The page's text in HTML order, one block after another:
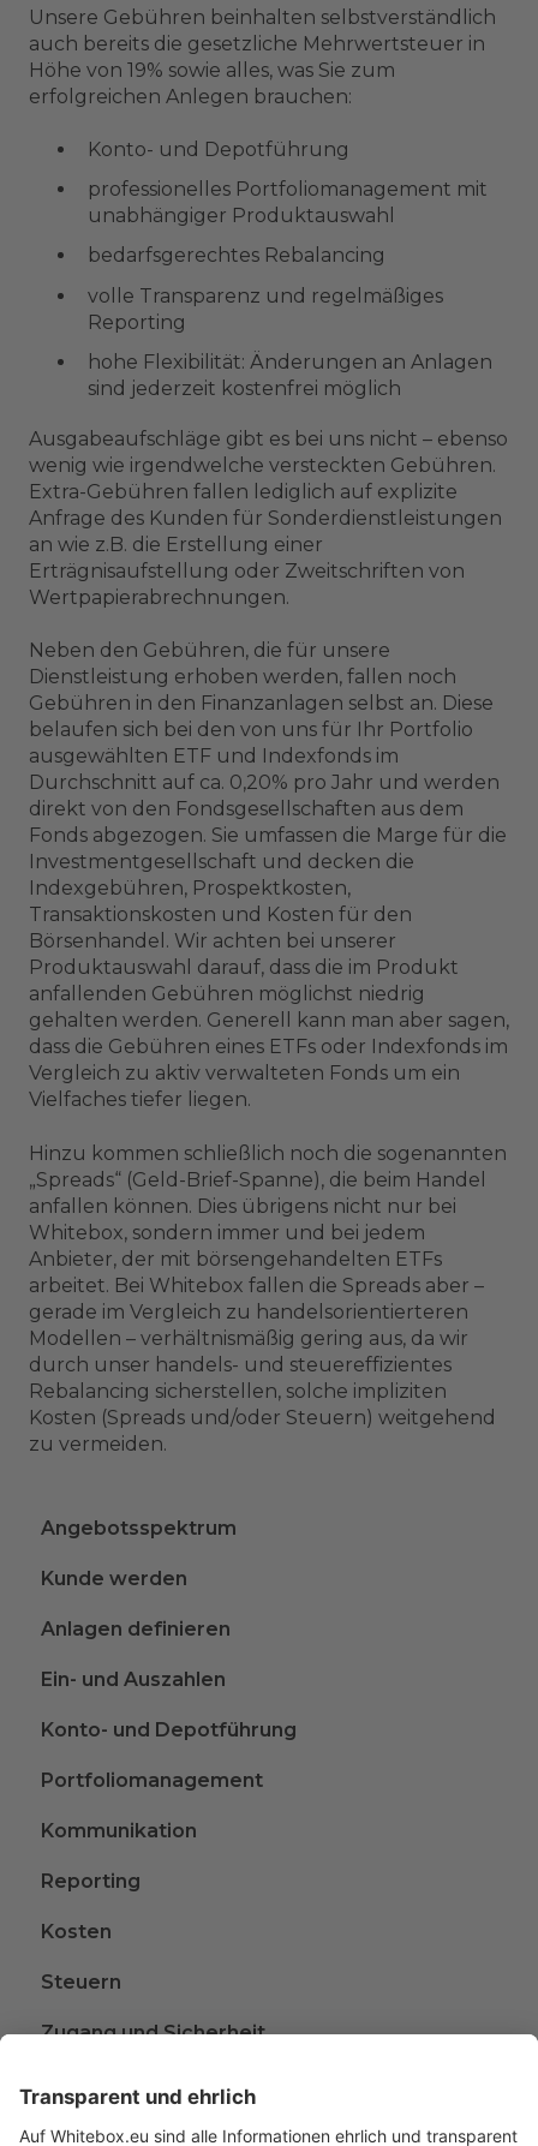
Unsere Gebühren beinhalten selbstverständlich
auch bereits die gesetzliche Mehrwertsteuer in
Höhe von 19% sowie alles, was Sie zum
erfolgreichen Anlegen brauchen:
Konto- und Depotführung
professionelles Portfoliomanagement mit
unabhängiger Produktauswahl
bedarfsgerechtes Rebalancing
volle Transparenz und regelmäßiges
Reporting
hohe Flexibilität: Änderungen an Anlagen
sind jederzeit kostenfrei möglich
Ausgabeaufschläge gibt es bei uns nicht – ebenso
wenig wie irgendwelche versteckten Gebühren.
Extra-Gebühren fallen lediglich auf explizite
Anfrage des Kunden für Sonderdienstleistungen
an wie z.B. die Erstellung einer
Erträgnisaufstellung oder Zweitschriften von
Wertpapierabrechnungen.
Neben den Gebühren, die für unsere
Dienstleistung erhoben werden, fallen noch
Gebühren in den Finanzanlagen selbst an. Diese
belaufen sich bei den von uns für Ihr Portfolio
ausgewählten ETF und Indexfonds im
Durchschnitt auf ca. 0,20% pro Jahr und werden
direkt von den Fondsgesellschaften aus dem
Fonds abgezogen. Sie umfassen die Marge für die
Investmentgesellschaft und decken die
Indexgebühren, Prospektkosten,
Transaktionskosten und Kosten für den
Börsenhandel. Wir achten bei unserer
Produktauswahl darauf, dass die im Produkt
anfallenden Gebühren möglichst niedrig
gehalten werden. Generell kann man aber sagen,
dass die Gebühren eines ETFs oder Indexfonds im
Vergleich zu aktiv verwalteten Fonds um ein
Vielfaches tiefer liegen.
Hinzu kommen schließlich noch die sogenannten
„Spreads“ (Geld-Brief-Spanne), die beim Handel
anfallen können. Dies übrigens nicht nur bei
Whitebox, sondern immer und bei jedem
Anbieter, der mit börsengehandelten ETFs
arbeitet. Bei Whitebox fallen die Spreads aber –
gerade im Vergleich zu handelsorientierteren
Modellen – verhältnismäßig gering aus, da wir
durch unser handels- und steuereffizientes
Rebalancing sicherstellen, solche impliziten
Kosten (Spreads und/oder Steuern) weitgehend
zu vermeiden.
Angebotsspektrum
Kunde werden
Anlagen definieren
Ein- und Auszahlen
Konto- und Depotführung
Portfoliomanagement
Kommunikation
Reporting
Kosten
Steuern
Zugang und Sicherheit
Beschwerden